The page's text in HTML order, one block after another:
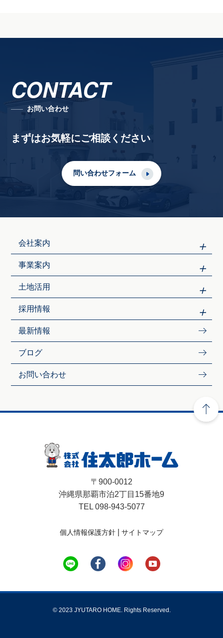
CONTACT
お問い合わせ
まずはお気軽にご相談ください
問い合わせフォーム
会社案内
事業案内
土地活用
採用情報
最新情報
ブログ
お問い合わせ
〒900-0012
沖縄県那覇市泊2丁目15番地9
TEL 098-943-5077
個人情報保護方針 サイトマップ
© 2023 JYUTARO HOME. Rights Reserved.